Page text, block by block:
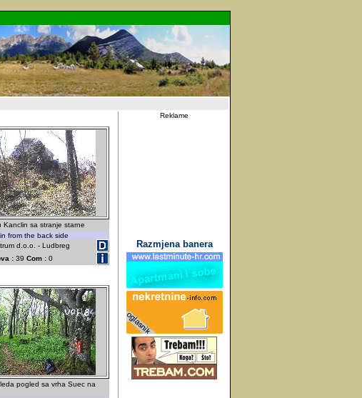
Kanclin sa stranje starne
from the back side
d.o.o. - Ludbreg
: 39 Com : 0
pogled sa vrha Suec na
Reklame
Razmjena banera